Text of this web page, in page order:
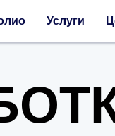
Услуги